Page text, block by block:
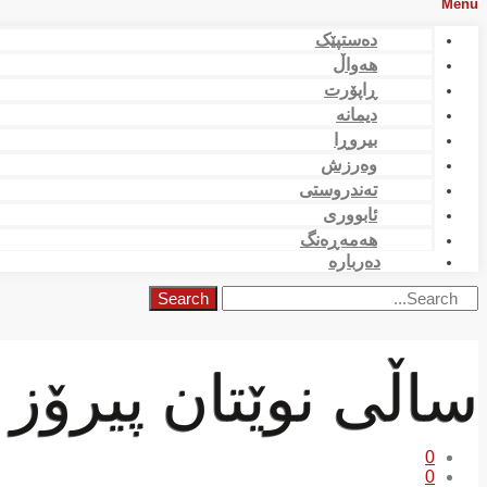
Menu
دەستپێک
هەواڵ
ڕاپۆرت
دیمانە
بیروڕا
وەرزش
تەندروستی
ئابووری
هەمەڕەنگ
دەربارە
Search
ساڵی نوێتان
0
0